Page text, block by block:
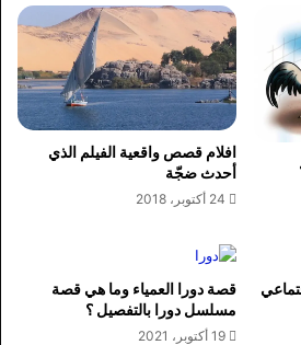
افلام قصص واقعية الفيلم الذي
أحدث ضجّة
24 أكتوبر، 2018
قصة دورا العمياء وما هي قصة
مسلسل دورا بالتفصيل ؟
19 أكتوبر، 2021